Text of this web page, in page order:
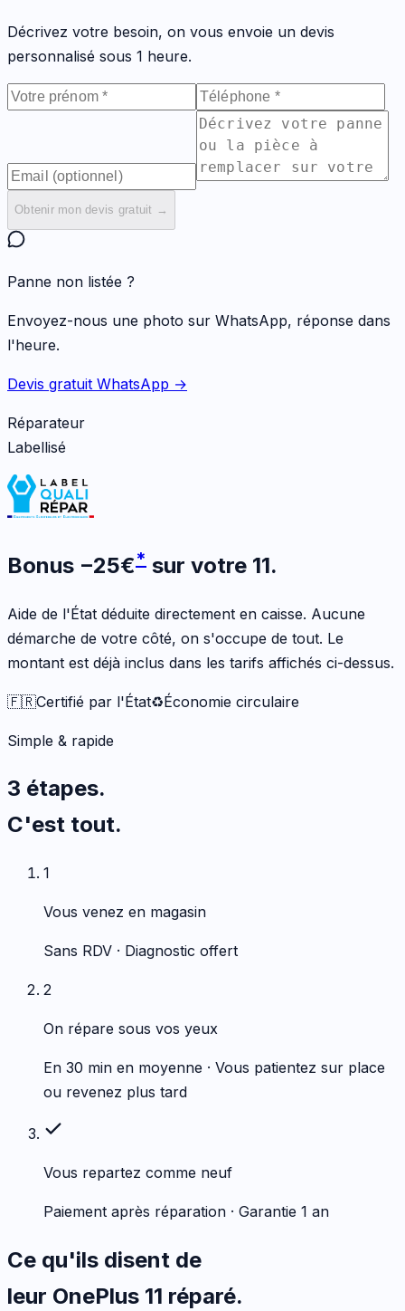
Décrivez votre besoin, on vous envoie un devis
personnalisé sous 1 heure.
Obtenir mon devis gratuit →
Panne non listée ?
Envoyez-nous une photo sur WhatsApp, réponse dans
l'heure.
Devis gratuit WhatsApp →
Réparateur
Labellisé
Bonus −25€* sur votre 11.
Aide de l'État déduite directement en caisse. Aucune
démarche de votre côté, on s'occupe de tout. Le
montant est déjà inclus dans les tarifs affichés ci-dessus.
🇫🇷Certifié par l'État♻️Économie circulaire
Simple & rapide
3 étapes.
C'est tout.
1
Vous venez en magasin
Sans RDV · Diagnostic offert
2
On répare sous vos yeux
En 30 min en moyenne · Vous patientez sur place
ou revenez plus tard
Vous repartez comme neuf
Paiement après réparation · Garantie 1 an
Ce qu'ils disent de
leur OnePlus 11 réparé.